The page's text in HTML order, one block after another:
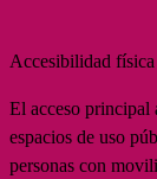
Accesibilidad física
El acceso principal
espacios de uso
personas con